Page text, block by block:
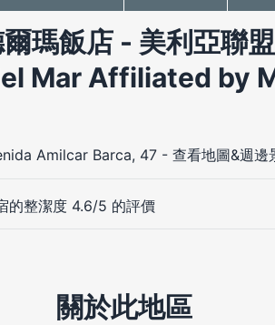
瑪飯店 - 美利亞聯
Mar Affiliated by
Amilcar Barca, 47 - 查看地圖&週邊
的整潔度 4.6/5 的評價
關於此地區